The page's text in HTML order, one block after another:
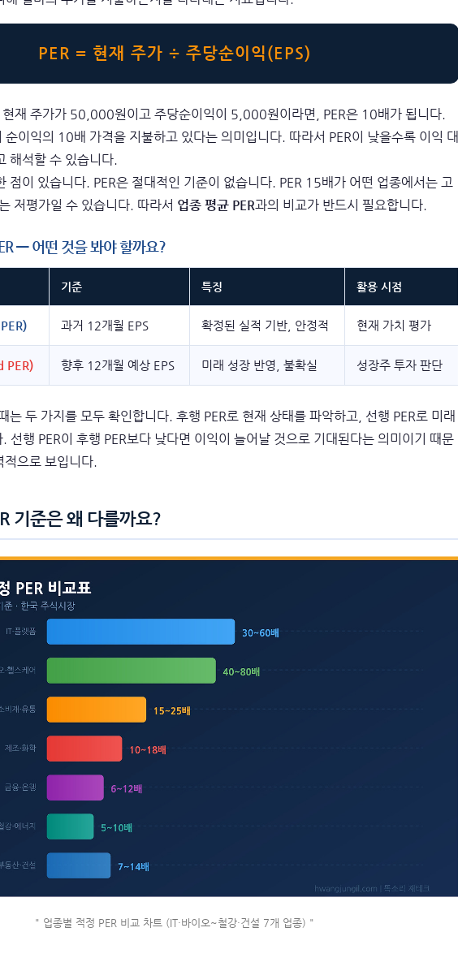
PER = 현재 주가 ÷ 주당순이익(EPS)
재 주가가 50,000원이고 주당순이익이 5,000원이라면, PER은 10배가 됩니다.
순이익의 10배 가격을 지불하고 있다는 의미입니다. 따라서 PER이 낮을수록 이익 대
해석할 수 있습니다.
점이 있습니다. PER은 절대적인 기준이 없습니다. PER 15배가 어떤 업종에서는 고
저평가일 수 있습니다. 따라서 업종 평균 PER과의 비교가 반드시 필요합니다.
— 어떤 것을 봐야 할까요?
기준 특징 활용 시점
과거 12개월 EPS 확정된 실적 기반, 안정적 현재 가치 평가
PER) 향후 12개월 예상 EPS 미래 성장 반영, 불확실 성장주 투자 판단
는 두 가지를 모두 확인합니다. 후행 PER로 현재 상태를 파악하고, 선행 PER로 미래
선행 PER이 후행 PER보다 낮다면 이익이 늘어날 것으로 기대된다는 의미이기 때문
적으로 보입니다.
기준은 왜 다를까요?
" 업종별 적정 PER 비교 차트 (IT·바이오~철강·건설 7개 업종) "